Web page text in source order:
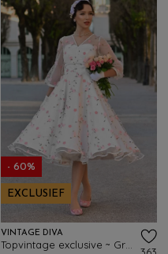
- 60%
EXCLUSIEF
VINTAGE DIVA